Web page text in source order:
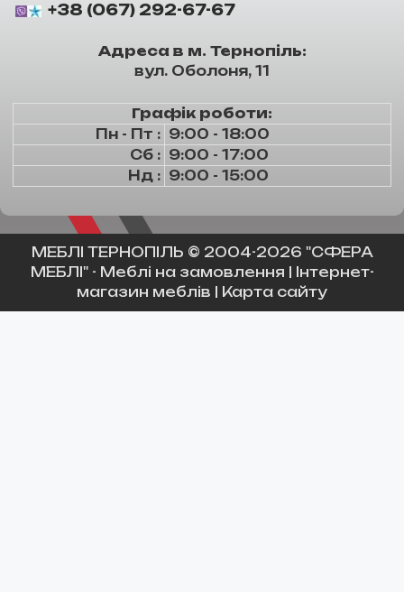
+38 (067) 292-67-67
Адреса в м. Тернопіль:
вул. Оболоня, 11
Графік роботи:
Пн - Пт : 9:00 - 18:00
Сб : 9:00 - 17:00
Нд : 9:00 - 15:00
МЕБЛІ ТЕРНОПІЛЬ © 2004-2026 "СФЕРА
МЕБЛІ" - Меблі на замовлення
Інтернет-
магазин меблів
Карта сайту